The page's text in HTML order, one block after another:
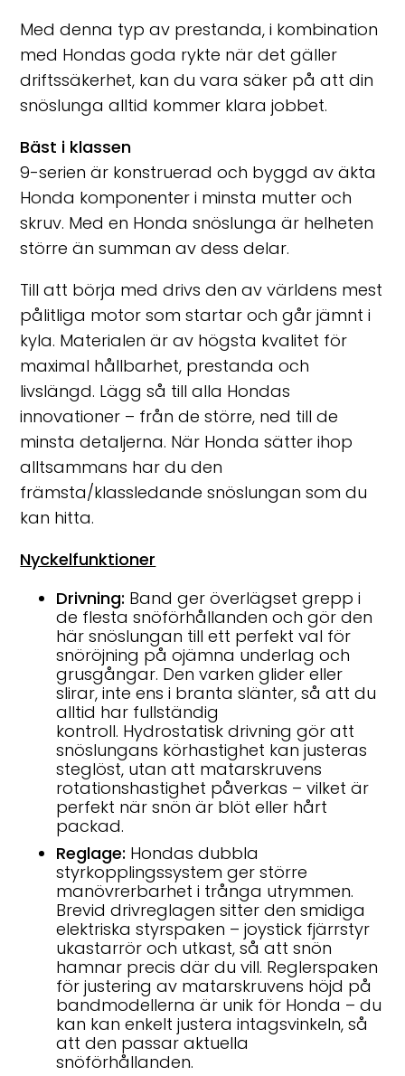
Med denna typ av prestanda, i kombination
med Hondas goda rykte när det gäller
driftssäkerhet, kan du vara säker på att din
snöslunga alltid kommer klara jobbet.
Bäst i klassen
9-serien är konstruerad och byggd av äkta
Honda komponenter i minsta mutter och
skruv. Med en Honda snöslunga är helheten
större än summan av dess delar.
Till att börja med drivs den av världens mest
pålitliga motor som startar och går jämnt i
kyla. Materialen är av högsta kvalitet för
maximal hållbarhet, prestanda och
livslängd. Lägg så till alla Hondas
innovationer – från de större, ned till de
minsta detaljerna. När Honda sätter ihop
alltsammans har du den
främsta/klassledande snöslungan som du
kan hitta.
Nyckelfunktioner
Drivning: Band ger överlägset grepp i
de flesta snöförhållanden och gör den
här snöslungan till ett perfekt val för
snöröjning på ojämna underlag och
grusgångar. Den varken glider eller
slirar, inte ens i branta slänter, så att du
alltid har fullständig
kontroll. Hydrostatisk drivning gör att
snöslungans körhastighet kan justeras
steglöst, utan att matarskruvens
rotationshastighet påverkas – vilket är
perfekt när snön är blöt eller hårt
packad.
Reglage: Hondas dubbla
styrkopplingssystem ger större
manövrerbarhet i trånga utrymmen.
Brevid drivreglagen sitter den smidiga
elektriska styrspaken – joystick fjärrstyr
ukastarrör och utkast, så att snön
hamnar precis där du vill. Reglerspaken
för justering av matarskruvens höjd på
bandmodellerna är unik för Honda – du
kan kan enkelt justera intagsvinkeln, så
att den passar aktuella
snöförhållanden.